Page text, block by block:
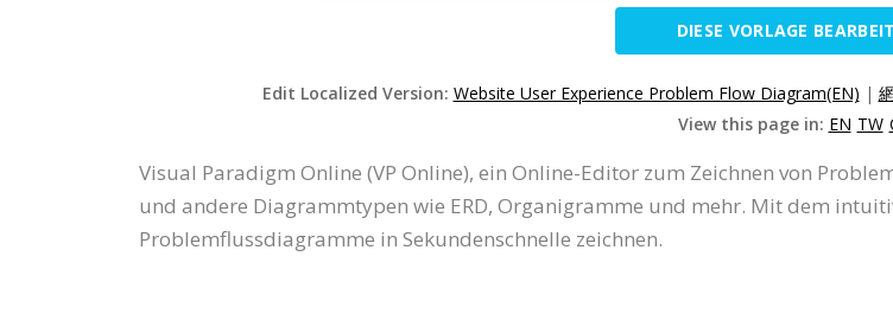
DIESE VORLAGE
Edit Localized Version: Website User Experience Problem Flow Diagram(EN) |
View this page in: EN TW
Visual Paradigm Online (VP Online), ein Online-Editor zum Zeichnen von
und andere Diagrammtypen wie ERD, Organigramme und mehr. Mit dem
Problemflussdiagramme in Sekundenschnelle zeichnen.